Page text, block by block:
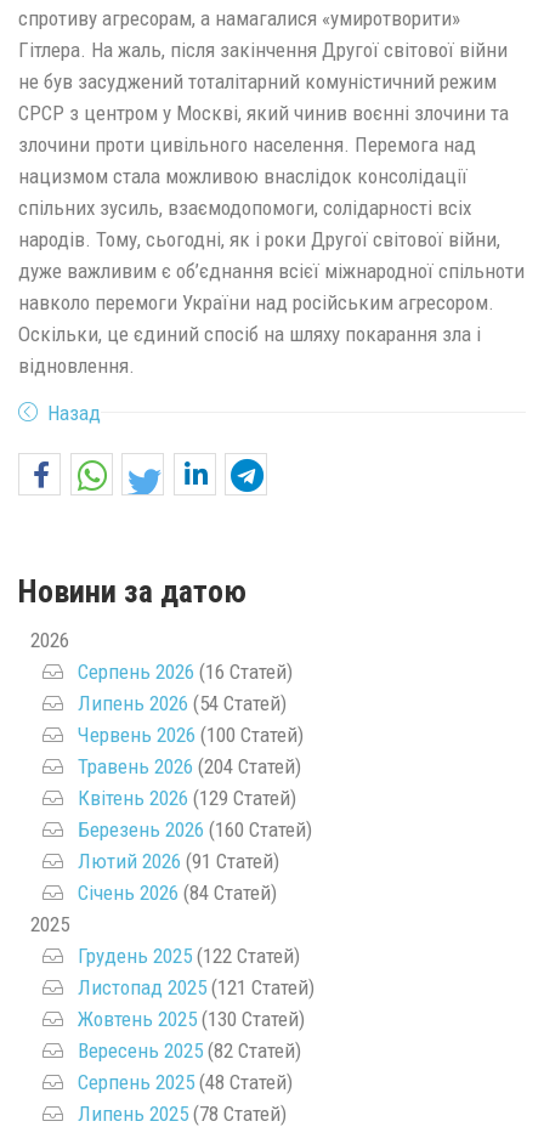
спротиву агресорам, а намагалися «умиротворити»
Гітлера. На жаль, після закінчення Другої світової війни
не був засуджений тоталітарний комуністичний режим
СРСР з центром у Москві, який чинив воєнні злочини та
злочини проти цивільного населення. Перемога над
нацизмом стала можливою внаслідок консолідації
спільних зусиль, взаємодопомоги, солідарності всіх
народів. Тому, сьогодні, як і роки Другої світової війни,
дуже важливим є об’єднання всієї міжнародної спільноти
навколо перемоги України над російським агресором.
Оскільки, це єдиний спосіб на шляху покарання зла і
відновлення.
Назад
Новини за датою
2026
Серпень 2026 (16 Статей)
Липень 2026 (54 Статей)
Червень 2026 (100 Статей)
Травень 2026 (204 Статей)
Квітень 2026 (129 Статей)
Березень 2026 (160 Статей)
Лютий 2026 (91 Статей)
Січень 2026 (84 Статей)
2025
Грудень 2025 (122 Статей)
Листопад 2025 (121 Статей)
Жовтень 2025 (130 Статей)
Вересень 2025 (82 Статей)
Серпень 2025 (48 Статей)
Липень 2025 (78 Статей)